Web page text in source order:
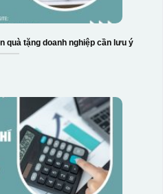
quà tặng doanh nghiệp cần lưu ý